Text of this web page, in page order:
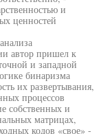
и
ценностей
автор пришел к
и западной
бинаризма
их развертывания,
процессов
собственных и
матрицах,
кодов «свое» -